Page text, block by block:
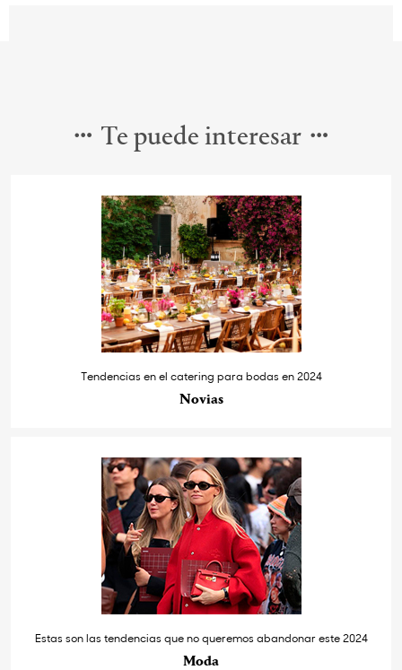
Te puede interesar
Tendencias en el catering para bodas en 2024
Novias
Estas son las tendencias que no queremos abandonar este 2024
Moda